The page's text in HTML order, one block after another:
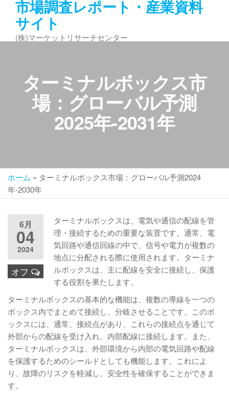
ン
市場調査レポート・産業資料
サイト
(株)マーケットリサーチセンター
ターミナルボックス市
場：グローバル予測
2025年-2031年
ホーム » ターミナルボックス市場：グローバル予測2024
年-2030年
6月
04
2024
オフ
ターミナルボックスは、電気や通信の配線を管
理・接続するための重要な装置です。通常、電
気回路や通信回線の中で、信号や電力が複数の
地点に分配される際に使用されます。ターミナ
ルボックスは、主に配線を安全に接続し、保護
する役割を果たします。
ターミナルボックスの基本的な機能は、複数の導線を一つの
ボックス内でまとめて接続し、分岐させることです。このボ
ックスには、通常、接続点があり、これらの接続点を通じて
外部からの配線を受け入れ、内部配線に接続します。また、
ターミナルボックスは、外部環境から内部の電気回路や配線
を保護するためのシールドとしても機能します。これによ
り、故障のリスクを軽減し、安全性を確保することができま
す。